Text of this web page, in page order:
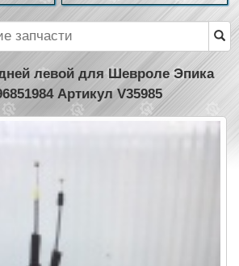
левой для Шевроле Эпика
Артикул V35985